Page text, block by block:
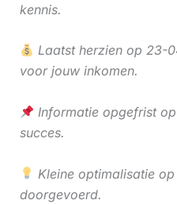
kennis.
Laatst herzien op 23-
voor jouw inkomen.
Informatie opgefrist
succes.
Kleine optimalisatie
doorgevoerd.